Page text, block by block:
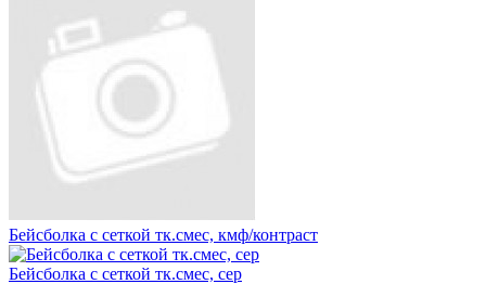
Бейсболка с сеткой тк.смес, кмф/контраст
Бейсболка с сеткой тк.смес, сер